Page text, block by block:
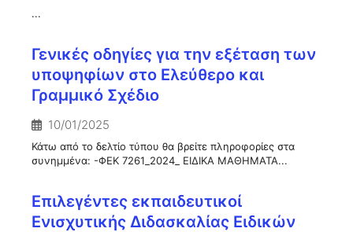
...
Γενικές οδηγίες για την εξέταση των
υποψηφίων στο Ελεύθερο και
Γραμμικό Σχέδιο
10/01/2025
Κάτω από το δελτίο τύπου θα βρείτε πληροφορίες στα
συνημμένα: -ΦΕΚ 7261_2024_ ΕΙΔΙΚΑ ΜΑΘΗΜΑΤΑ...
Επιλεγέντες εκπαιδευτικοί
Ενισχυτικής Διδασκαλίας Ειδικών